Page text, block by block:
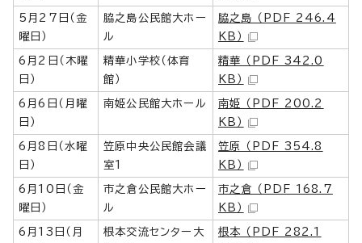
5月27日（金
曜日）
脇之島公民館大ホー
ル
脇之島 （PDF 246.4
KB）
6月2日（木曜
日）
精華小学校（体育
館）
精華 （PDF 342.0
KB）
6月6日（月曜
日）
南姫公民館大ホール
南姫 （PDF 200.2
KB）
6月8日（水曜
日）
笠原中央公民館会議
室1
笠原 （PDF 354.8
KB）
6月10日（金
曜日）
市之倉公民館大ホー
ル
市之倉 （PDF 168.7
KB）
6月13日（月
根本交流センター大
根本 （PDF 282.1